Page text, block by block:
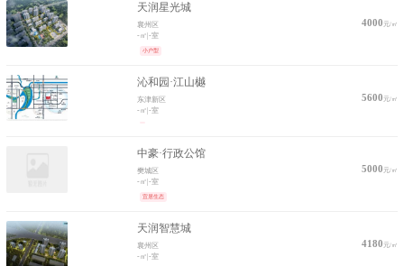
天润星光城
襄州区 4000元/㎡
-㎡ |-室
小户型
沁和园·江山樾
东津新区 5600元/㎡
-㎡ |-室
中豪·行政公馆
樊城区 5000元/㎡
-㎡ |-室
宜居生态
天润智慧城
襄州区 4180元/㎡
-㎡ |-室